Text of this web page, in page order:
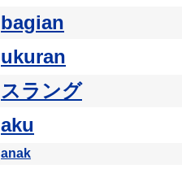
bagian
ukuran
スラング
aku
anak